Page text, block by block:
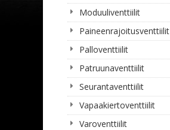
Moduuliventtiilit
Paineenrajoitusventtiilit
Palloventtiilit
Patruunaventtiilit
Seurantaventtiilit
Vapaakiertoventtiilit
Varoventtiilit